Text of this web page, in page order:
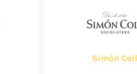
Simón Coll